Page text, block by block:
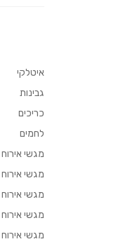
איטלקי
גבינות
כריכים
לחמים
מגשי
מגשי אירוח
מגשי
מגשי
מגשי אירוח